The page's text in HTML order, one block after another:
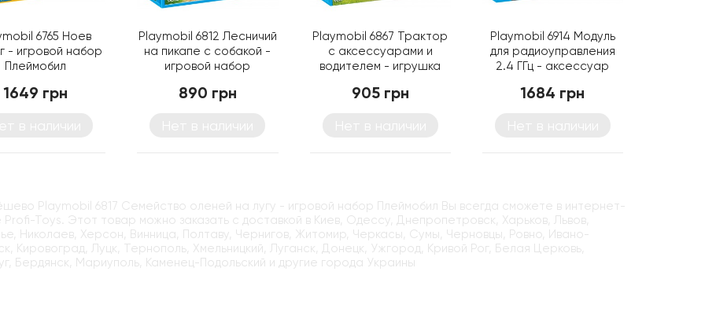
6765 Ноев
- игровой набор
Плеймобил
1649 грн
Playmobil 6812 Лесничий
на пикапе с собакой -
игровой набор
890 грн
Playmobil 6867 Трактор
с аксессуарами и
водителем - игрушка
905 грн
Playmobil 6914 Модуль
для радиоуправления
2.4 ГГц - аксессуар
1684 грн
Playmobil 6817 Семейство оленей на лугу - игровой набор Плеймобил Вы всегда сможете в интернет-
Profi-Toys. Этот товар можно заказать с доставкой в Киев, Одессу, Днепропетровск, Харьков, Львов,
Николаев, Херсон, Винница, Полтаву, Чернигов, Житомир, Черкасы, Сумы, Черновцы, Ровно, Ивано-
Кировоград, Луцк, Тернополь, Хмельницкий, Луганск, Донецк, Ужгород, Кривой Рог, Белая Церковь,
Бердянск, Мариуполь, Каменец-Подольский и другие города Украины